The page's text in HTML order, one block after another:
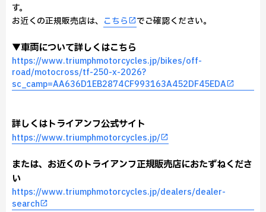
す。
お近くの正規販売店は、 こちら でご確認ください。
▼車両について詳しくはこちら
https://www.triumphmotorcycles.jp/bikes/off-
road/motocross/tf-250-x-2026?
sc_camp=AA636D1EB2874CF993163A452DF45EDA
詳しくはトライアンフ公式サイト
https://www.triumphmotorcycles.jp/
または、お近くのトライアンフ正規販売店におたずねくださ
い
https://www.triumphmotorcycles.jp/dealers/dealer-
search